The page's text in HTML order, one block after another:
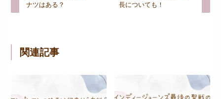
ナツはある？
長についても！
関連記事